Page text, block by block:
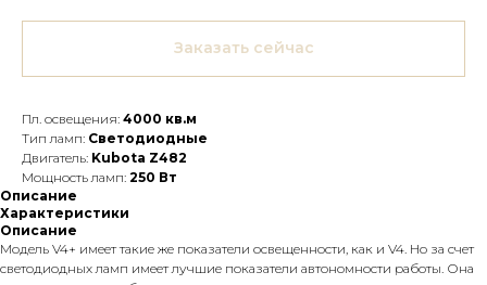
Заказать сейчас
Пл. освещения: 4000 кв.м
Тип ламп: Светодиодные
Двигатель: Kubota Z482
Мощность ламп: 250 Вт
Описание
Характеристики
Описание
Модель V4+ имеет такие же показатели освещенности, как и V4. Но за счет
светодиодных ламп имеет лучшие показатели автономности работы. Она